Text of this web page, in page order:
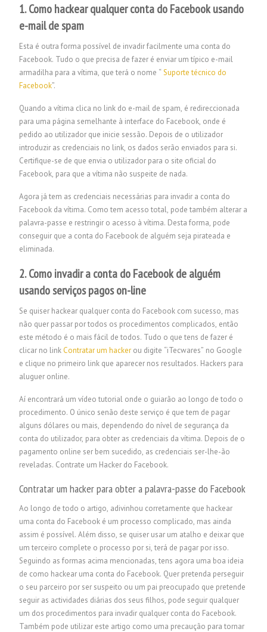
1. Como hackear qualquer conta do Facebook usando
e-mail de spam
Esta é outra forma possível de invadir facilmente uma conta do
Facebook. Tudo o que precisa de fazer é enviar um típico e-mail
armadilha para a vítima, que terá o nome “Suporte técnico do
Facebook”.
Quando a vítima clica no link do e-mail de spam, é redireccionada
para uma página semelhante à interface do Facebook, onde é
pedido ao utilizador que inicie sessão. Depois de o utilizador
introduzir as credenciais no link, os dados serão enviados para si.
Certifique-se de que envia o utilizador para o site oficial do
Facebook, para que a vítima não suspeite de nada.
Agora já tem as credenciais necessárias para invadir a conta do
Facebook da vítima. Como tem acesso total, pode também alterar a
palavra-passe e restringir o acesso à vítima. Desta forma, pode
conseguir que a conta do Facebook de alguém seja pirateada e
eliminada.
2. Como invadir a conta do Facebook de alguém
usando serviços pagos on-line
Se quiser hackear qualquer conta do Facebook com sucesso, mas
não quer passar por todos os procedimentos complicados, então
este método é o mais fácil de todos. Tudo o que tens de fazer é
clicar no link Contratar um hacker ou digite “iTecwares” no Google
e clique no primeiro link que aparecer nos resultados. Hackers para
aluguer online.
Aí encontrará um vídeo tutorial onde o guiarão ao longo de todo o
procedimento. O único senão deste serviço é que tem de pagar
alguns dólares ou mais, dependendo do nível de segurança da
conta do utilizador, para obter as credenciais da vítima. Depois de o
pagamento online ser bem sucedido, as credenciais ser-lhe-ão
reveladas. Contrate um Hacker do Facebook.
Contratar um hacker para obter a palavra-passe do Facebook
Ao longo de todo o artigo, adivinhou corretamente que hackear
uma conta do Facebook é um processo complicado, mas ainda
assim é possível. Além disso, se quiser usar um atalho e deixar que
um terceiro complete o processo por si, terá de pagar por isso.
Seguindo as formas acima mencionadas, tens agora uma boa ideia
de como hackear uma conta do Facebook. Quer pretenda perseguir
o seu parceiro por ser suspeito ou um pai preocupado que pretende
seguir as actividades diárias dos seus filhos, pode seguir qualquer
um dos procedimentos para invadir qualquer conta do Facebook.
Também pode utilizar este artigo como uma precaução para tornar